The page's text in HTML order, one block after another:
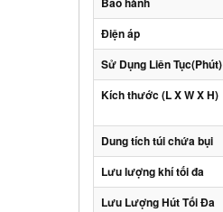
Điện áp
Sử Dụng Liên Tục(Phút)
Kích thước (L X W X H)
Dung tích túi chứa bụi
Lưu lượng khí tối đa
Lưu Lượng Hút Tối Đa